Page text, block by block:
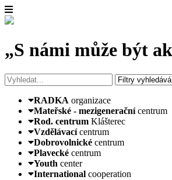
„S námi může být
RADKA organizace
Mateřské - mezigenerační centrum
Rod. centrum Klášterec
Vzdělávací centrum
Dobrovolnické centrum
Plavecké centrum
Youth center
International cooperation